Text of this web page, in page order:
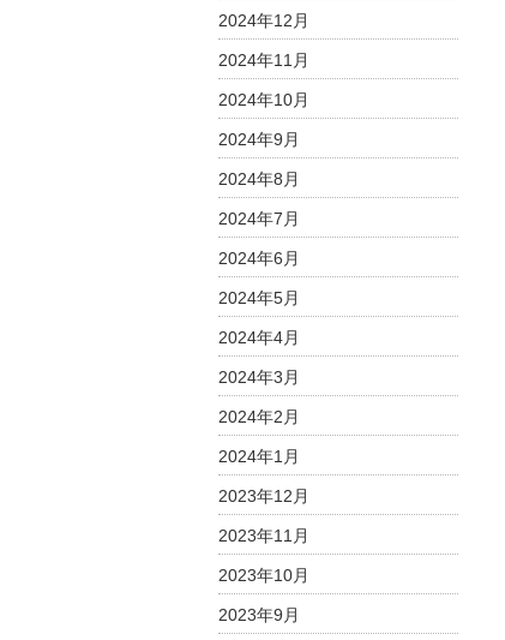
2024年12月
2024年11月
2024年10月
2024年9月
2024年8月
2024年7月
2024年6月
2024年5月
2024年4月
2024年3月
2024年2月
2024年1月
2023年12月
2023年11月
2023年10月
2023年9月